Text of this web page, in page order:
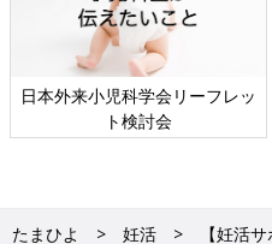
日本外来小児科学会リーフレッ
ト検討会
たまひよ 妊活
【妊活